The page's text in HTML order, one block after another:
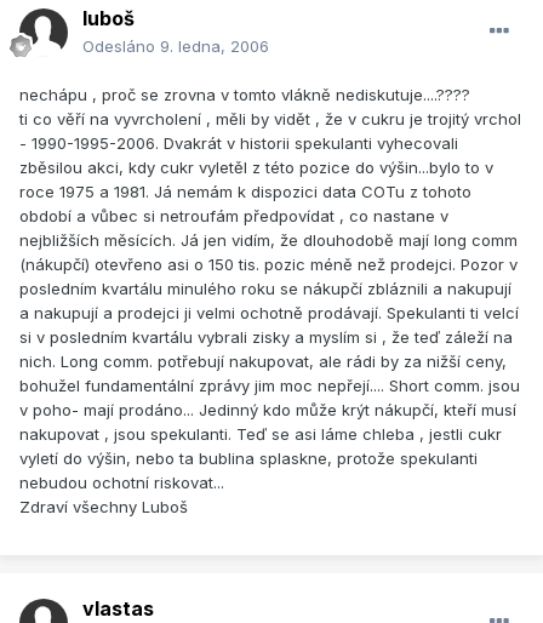
luboš
Odesláno 9. ledna, 2006
nechápu , proč se zrovna v tomto vlákně nediskutuje....????
ti co věří na vyvrcholení , měli by vidět , že v cukru je trojitý vrchol
- 1990-1995-2006. Dvakrát v historii spekulanti vyhecovali
zběsilou akci, kdy cukr vyletěl z této pozice do výšin...bylo to v
roce 1975 a 1981. Já nemám k dispozici data COTu z tohoto
období a vůbec si netroufám předpovídat , co nastane v
nejbližších měsících. Já jen vidím, že dlouhodobě mají long comm
(nákupčí) otevřeno asi o 150 tis. pozic méně než prodejci. Pozor v
posledním kvartálu minulého roku se nákupčí zbláznili a nakupují
a nakupují a prodejci ji velmi ochotně prodávají. Spekulanti ti velcí
si v posledním kvartálu vybrali zisky a myslím si , že teď záleží na
nich. Long comm. potřebují nakupovat, ale rádi by za nižší ceny,
bohužel fundamentální zprávy jim moc nepřejí.... Short comm. jsou
v poho- mají prodáno... Jedinný kdo může krýt nákupčí, kteří musí
nakupovat , jsou spekulanti. Teď se asi láme chleba , jestli cukr
vyletí do výšin, nebo ta bublina splaskne, protože spekulanti
nebudou ochotní riskovat...
Zdraví všechny Luboš
vlastas